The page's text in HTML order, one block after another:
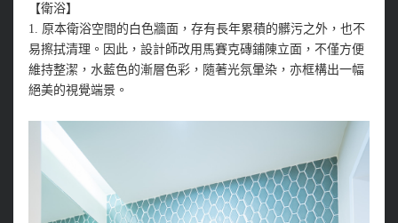
【衛浴】
1. 原本衛浴空間的白色牆面，存有長年累積的髒污之外，也不
易擦拭清理。因此，設計師改用馬賽克磚鋪陳立面，不僅方便
維持整潔，水藍色的漸層色彩，隨著光氛暈染，亦框構出一幅
絕美的視覺端景。